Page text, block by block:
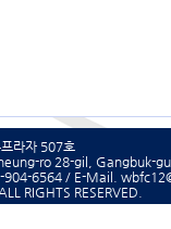
라자 507호
ro 28-gil, Gangbuk-
904-6564 / E-Mail.
RIGHTS RESERVED.